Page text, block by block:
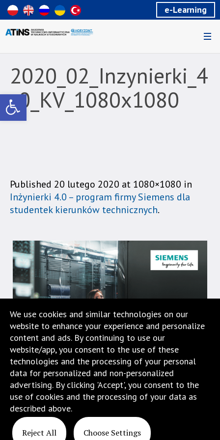
Wiadomość
dla
uzytkowników
ekranowychZnajdujesz
podstronie
"2020_02_Inzynierki_4_0_KV_1080x1080
Akademia
Stosowanych".
Strona
jest
menu
skiplinks
pozwalające
szybko
przechodzić
do
treści,
które
znajduje
bezpośrednio
pod
wiadomością.
Strona
została
Otwórz pasek narzędzi
e-Learning
2020_02_Inzynierki_4
_0_KV_1080x1080
Published 20 lutego 2020 at 1080×1080 in
Inżynierki 4.0 – program firmy Siemens dla
studentek kierunków technicznych.
We use cookies and similar technologies on our
website to enhance your experience and personalize
content and ads. By continuing to use our
website/app, you consent to the use of these
technologies and the processing of your personal
data for personalized and non-personalized
advertising. By clicking 'Accept', you consent to the
use of cookies and the processing of your data as
described above.
Reject All Choose Settings